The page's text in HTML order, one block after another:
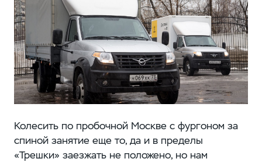
Колесить по пробочной Москве с фургоном за
спиной занятие еще то, да и в пределы
«Трешки» заезжать не положено, но нам